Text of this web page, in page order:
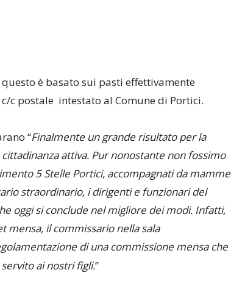
questo è basato sui pasti effettivamente
c postale intestato al Comune di Portici.
“Finalmente un grande risultato per la
cittadinanza attiva. Pur nonostante non fossimo
5 Stelle Portici, accompagnati da mamme
straordinario, i dirigenti e funzionari del
oggi si conclude nel migliore dei modi. Infatti,
mensa, il commissario nella sala
di una commissione mensa che
ai nostri figli.”